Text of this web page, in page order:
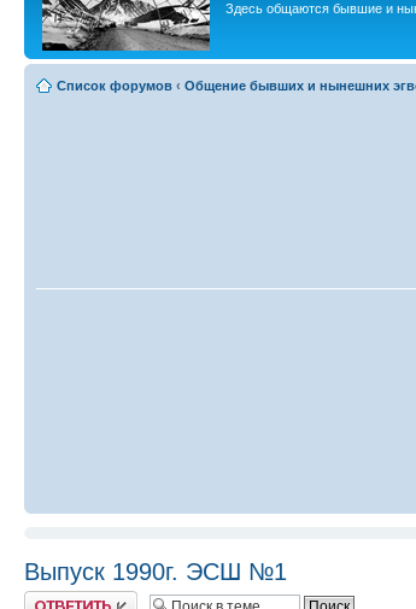
Здесь общаются бывшие и
Список форумов ‹ Общение бывших и нынешних
Выпуск 1990г. ЭСШ №1
Ответить